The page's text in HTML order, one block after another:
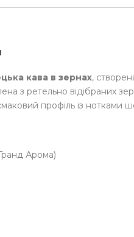
кава в зернах,
з ретельно відібраних
профіль із нотками
Арома)